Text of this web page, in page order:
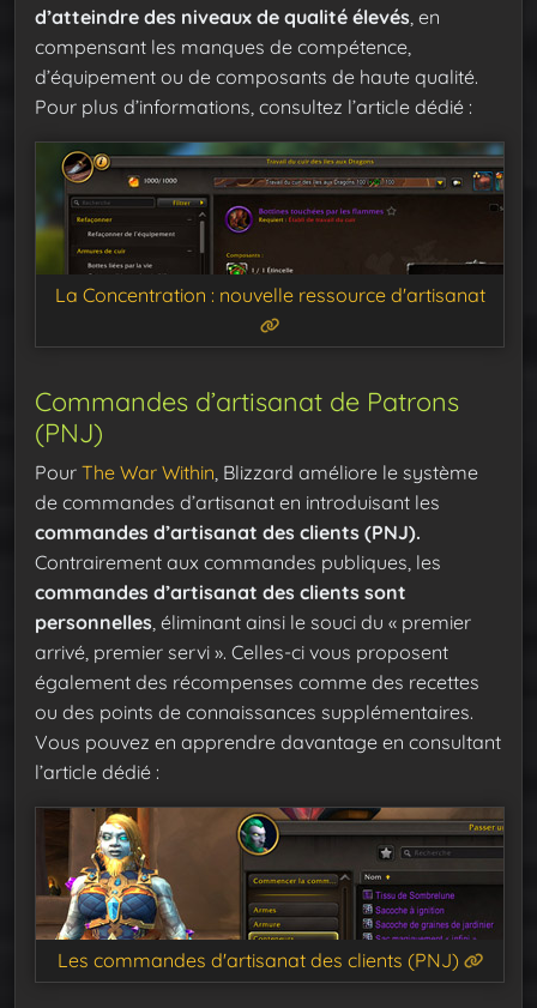
d’atteindre des niveaux de qualité élevés , en
compensant les manques de compétence,
d’équipement ou de composants de haute qualité.
Pour plus d’informations, consultez l’article dédié :
La Concentration : nouvelle ressource d'artisanat
Commandes d’artisanat de Patrons
(PNJ)
Pour The War Within , Blizzard améliore le système
de commandes d’artisanat en introduisant les
commandes d’artisanat des clients (PNJ).
Contrairement aux commandes publiques, les
commandes d’artisanat des clients sont
personnelles , éliminant ainsi le souci du « premier
arrivé, premier servi ». Celles-ci vous proposent
également des récompenses comme des recettes
ou des points de connaissances supplémentaires.
Vous pouvez en apprendre davantage en consultant
l’article dédié :
Les commandes d'artisanat des clients (PNJ)